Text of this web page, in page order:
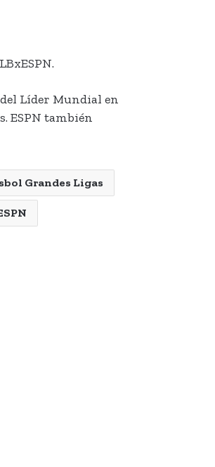
Líder Mundial en
ESPN también
Grandes Ligas